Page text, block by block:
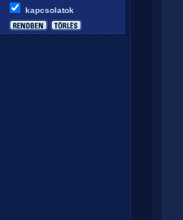
kapcsolatok